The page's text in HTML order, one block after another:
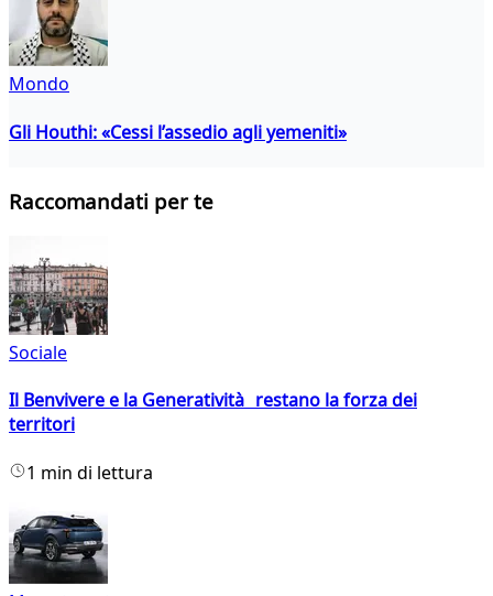
Mondo
Gli Houthi: «Cessi l’assedio agli yemeniti»
Raccomandati per te
Sociale
Il Benvivere e la Generatività restano la forza dei
territori
1 min di lettura